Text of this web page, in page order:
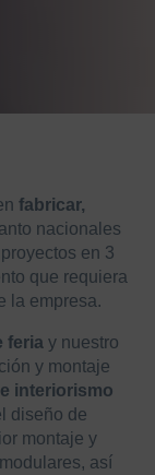
fabricar,
nacionales
en 3
que requiera
la empresa.
feria y nuestro
y montaje
interiorismo
diseño de
montaje y
así